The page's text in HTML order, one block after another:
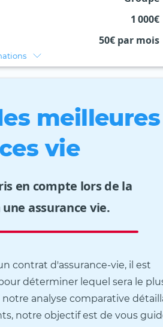
1 000€
50€ par mois
meilleures
vie
en compte lors de la
assurance vie.
contrat d'assurance-vie, il est
déterminer lequel sera le
analyse comparative
notre objectif est de vous